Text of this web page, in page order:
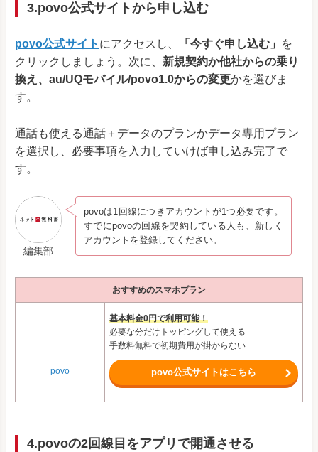
3.povo公式サイトから申し込む
povo公式サイト にアクセスし、 「今すぐ申し込む」
を
クリックしましょう。次に、 新規契約か他社からの乗り
換え、au/UQモバイル/povo1.0からの変更かを選びま
す。
通話も使える通話＋データのプランかデータ専用プラン
を選択し、必要事項を入力していけば申し込み完了で
す。
編集部
povoは1回線につきアカウントが1つ必要です。
すでにpovoの回線を契約している人も、新しく
アカウントを登録してください。
おすすめのスマホプラン
基本料金0円で利用可能！
必要な分だけトッピングして使える
手数料無料で初期費用が掛からない
povo公式サイトはこちら
4.povoの2回線目をアプリで開通させる